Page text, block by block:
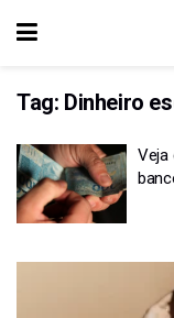
Tag: Dinheiro
Veja